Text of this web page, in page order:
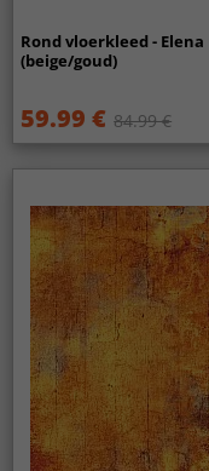
Rond vloerkleed - Elena
(beige/goud)
59.99 € 84.99 €